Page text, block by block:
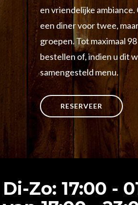
en vriendelijke
een diner voor twee,
groepen. Tot maximaal
bestellen of, indien u dit
samengesteld menu.
RESERVEER
Zo: 17:00 -